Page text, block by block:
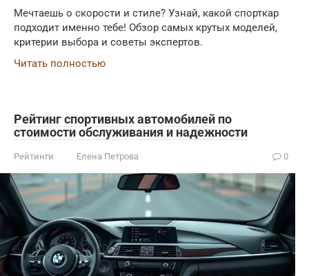
Мечтаешь о скорости и стиле? Узнай, какой спорткар
подходит именно тебе! Обзор самых крутых моделей,
критерии выбора и советы экспертов.
Читать полностью
Рейтинг спортивных автомобилей по
стоимости обслуживания и надежности
Рейтинги Елена Петрова 0